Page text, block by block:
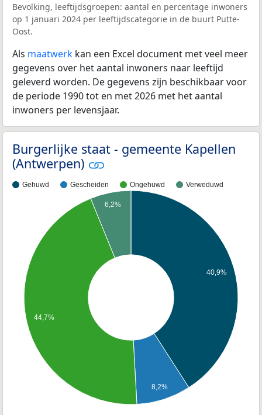
Bevolking, leeftijdsgroepen: aantal en percentage inwoners
op 1 januari 2024 per leeftijdscategorie in de buurt Putte-
Oost.
Als maatwerk kan een Excel document met veel meer
gegevens over het aantal inwoners naar leeftijd
geleverd worden. De gegevens zijn beschikbaar voor
de periode 1990 tot en met 2026 met het aantal
inwoners per levensjaar.
Burgerlijke staat - gemeente Kapellen
(Antwerpen)
Gehuwd Gescheiden Ongehuwd Verweduwd
40,9%
8,2%
6,2%
44,7%